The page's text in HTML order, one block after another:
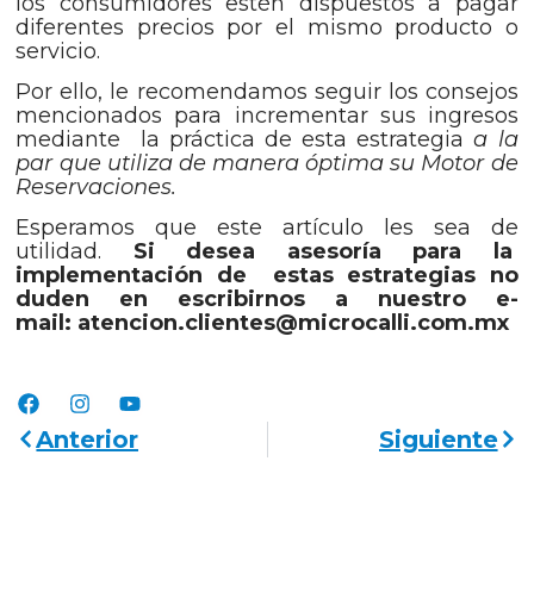
diferentes precios por el mismo producto o
servicio.
Por ello, le recomendamos seguir los consejos
mencionados para incrementar sus ingresos
mediante la práctica de esta estrategiaa la
par que utiliza de manera óptima su Motor de
Reservaciones.
Esperamos que este artículo les sea de
utilidad. Si desea asesoría para la
implementación de estas estrategias no
duden en escribirnos a nuestro e-
mail: atencion.clientes@microcalli.com.mx
Anterior Siguiente